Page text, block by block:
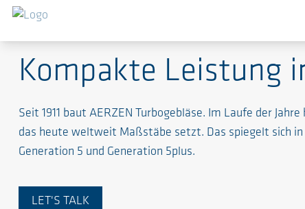
Kompakte Leistung
Seit 1911 baut AERZEN Turbogebläse. Im Laufe der
das heute weltweit Maßstäbe setzt. Das spiegelt sich
Generation 5 und Generation 5plus.
LET'S TALK